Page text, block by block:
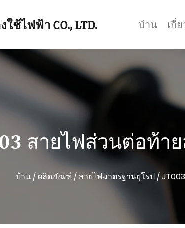
ใช้ไฟฟ้า CO., LTD. บ้าน เกี่
สายไฟส่วนต่อท้า
บ้าน/ ผลิตภัณฑ์ / สายไฟมาตรฐานยุโรป/